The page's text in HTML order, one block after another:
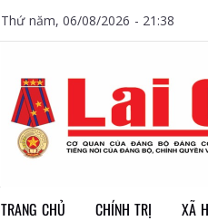
Thứ năm, 06/08/2026 - 21:38
TRANG CHỦ CHÍNH TRỊ XÃ